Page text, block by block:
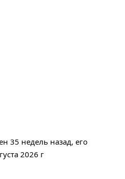
35 недель назад, его
2026 г